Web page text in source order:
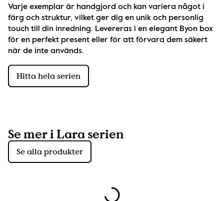
Varje exemplar är handgjord och kan variera något i
färg och struktur, vilket ger dig en unik och personlig
touch till din inredning. Levereras i en elegant Byon box
för en perfekt present eller för att förvara dem säkert
när de inte används.
Hitta hela serien
Se mer i Lara serien
Se alla produkter